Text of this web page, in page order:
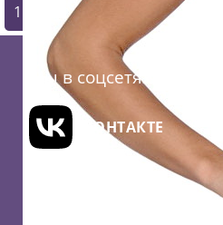
1 5
Мы в соцсетях:
ВКОНТАКТЕ